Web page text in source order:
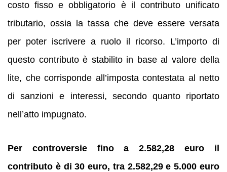
costo fisso e obbligatorio è il contributo unificato
tributario, ossia la tassa che deve essere versata
per poter iscrivere a ruolo il ricorso. L’importo di
questo contributo è stabilito in base al valore della
lite, che corrisponde all’imposta contestata al netto
di sanzioni e interessi, secondo quanto riportato
nell’atto impugnato.
Per controversie fino a 2.582,28 euro il
contributo è di 30 euro, tra 2.582,29 e 5.000 euro